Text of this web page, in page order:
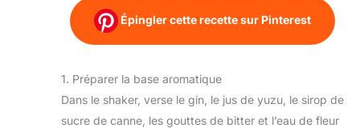
Épingler cette recette sur Pinterest
1. Préparer la base aromatique
Dans le shaker, verse le gin, le jus de yuzu, le sirop de
sucre de canne, les gouttes de bitter et l’eau de fleur